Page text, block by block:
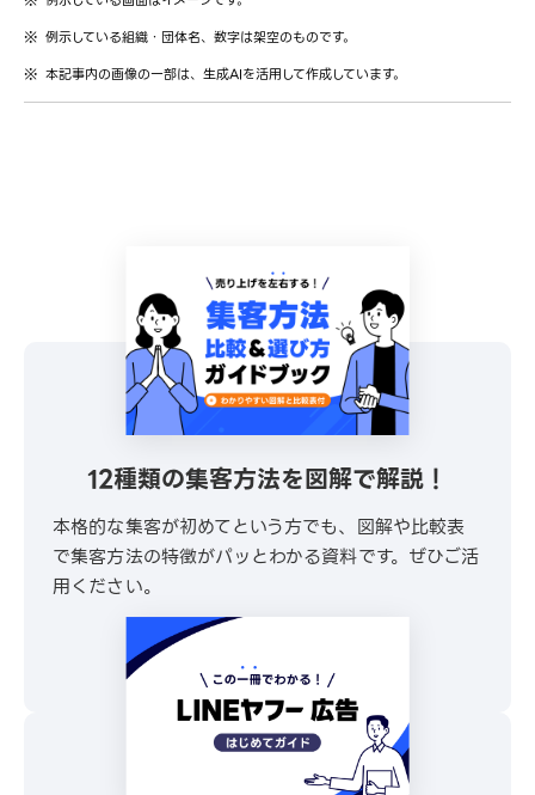
例示している組織・団体名、数字は架空のものです。
本記事内の画像の一部は、生成AIを活用して作成しています。
12種類の集客方法を図解で解説！
本格的な集客が初めてという方でも、図解や比較表
で集客方法の特徴がパッとわかる資料です。ぜひご活
用ください。
\ 30秒でかんたんダウンロード /
無料でダウンロードする